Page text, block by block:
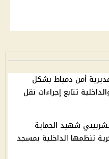
أمن دمياط بشكل
تتابع إجراءات نقل
شهيد الحماية
تنظمها الداخلية بمسجد